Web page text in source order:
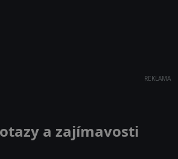
REKLAMA
a zajímavosti